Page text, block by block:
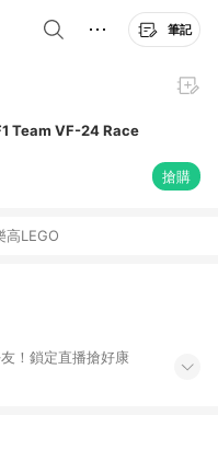
筆記
Team VF-24 Race
搶購
高LEGO
！鎖定直播搶好康